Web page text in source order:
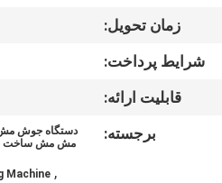
کارخانه
کنترل
کیفیت
زمان تحویل:
شرایط پرداخت:
قابلیت ارائه:
برجسته:
,
Machine